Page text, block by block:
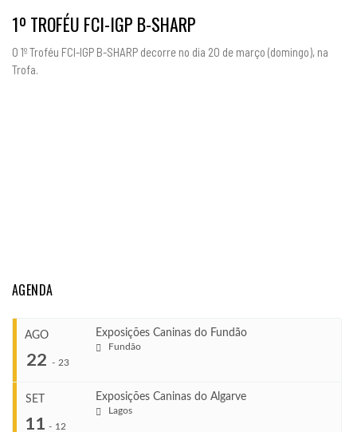
1º TROFÉU FCI-IGP B-SHARP
O 1º Troféu FCI-IGP B-SHARP decorre no dia 20 de março (domingo), na
Trofa.
AGENDA
AGO
22 - 23
Exposições Caninas do Fundão
Fundão
SET
11 - 12
Exposições Caninas do Algarve
Lagos